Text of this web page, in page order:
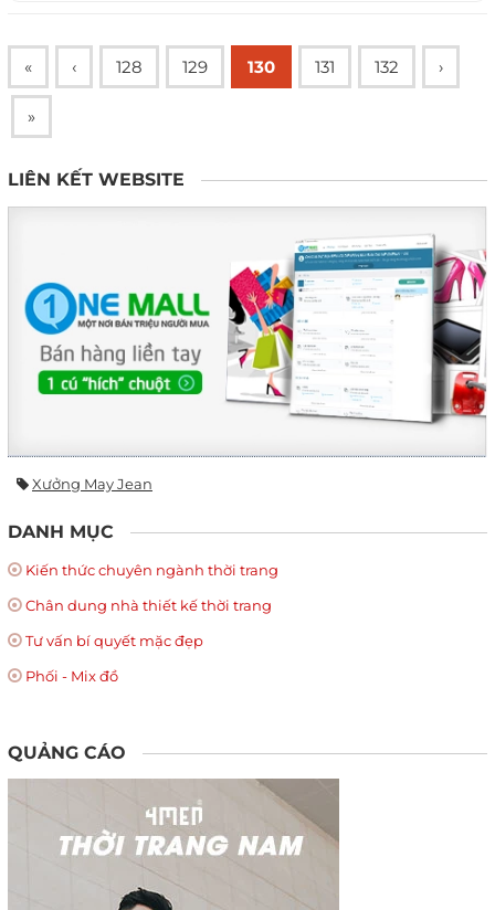
« ‹ 128 129 130 131 132 ›
»
LIÊN KẾT WEBSITE
Xưởng May Jean
DANH MỤC
Kiến thức chuyên ngành thời trang
Chân dung nhà thiết kế thời trang
Tư vấn bí quyết mặc đẹp
Phối - Mix đồ
QUẢNG CÁO